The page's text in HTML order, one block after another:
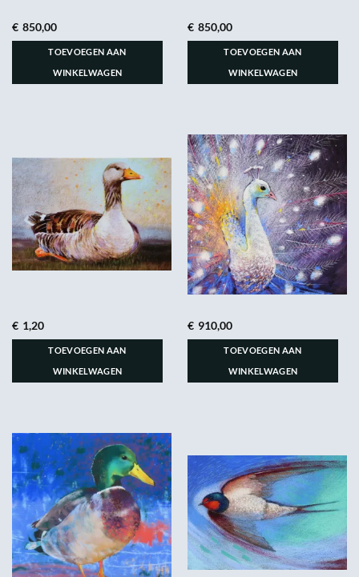
€ 850,00
TOEVOEGEN AAN
WINKELWAGEN
€ 850,00
TOEVOEGEN AAN
WINKELWAGEN
€ 1,20
TOEVOEGEN AAN
WINKELWAGEN
€ 910,00
TOEVOEGEN AAN
WINKELWAGEN